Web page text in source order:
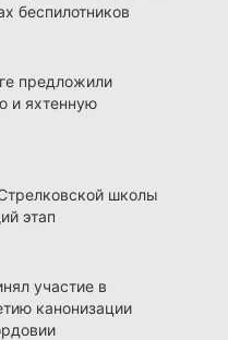
беспилотников
предложили
и яхтенную
школы
этап
участие в
канонизации